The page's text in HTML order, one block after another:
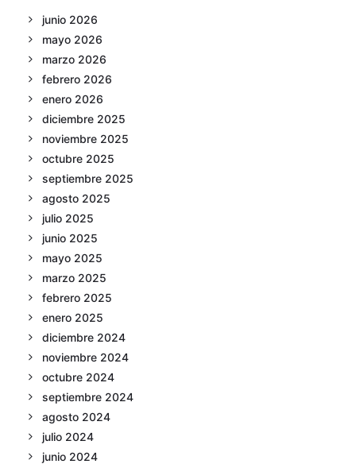
junio 2026
mayo 2026
marzo 2026
febrero 2026
enero 2026
diciembre 2025
noviembre 2025
octubre 2025
septiembre 2025
agosto 2025
julio 2025
junio 2025
mayo 2025
marzo 2025
febrero 2025
enero 2025
diciembre 2024
noviembre 2024
octubre 2024
septiembre 2024
agosto 2024
julio 2024
junio 2024